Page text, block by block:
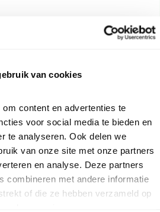
van cookies
content en advertenties te
voor social media te bieden en
te analyseren. Ook delen we
van onze site met onze partners
en analyse. Deze partners
combineren met andere informatie
of die ze hebben verzameld op
nieuws, inspiratie, acties en tips
van Vogelbescherming.